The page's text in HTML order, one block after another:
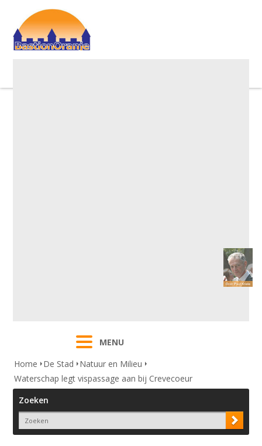
MENU
Home
De Stad
Natuur en Milieu
Waterschap legt vispassage aan bij Crevecoeur
Zoeken